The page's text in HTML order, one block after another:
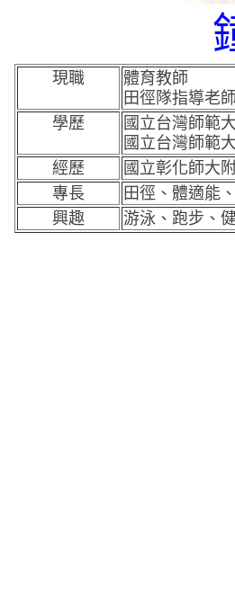
現職
體育教師
田徑隊指導老
學歷
國立台灣師範
國立台灣師範
經歷
國立彰化師大
專長
田徑、體適能
興趣
游泳、跑步、